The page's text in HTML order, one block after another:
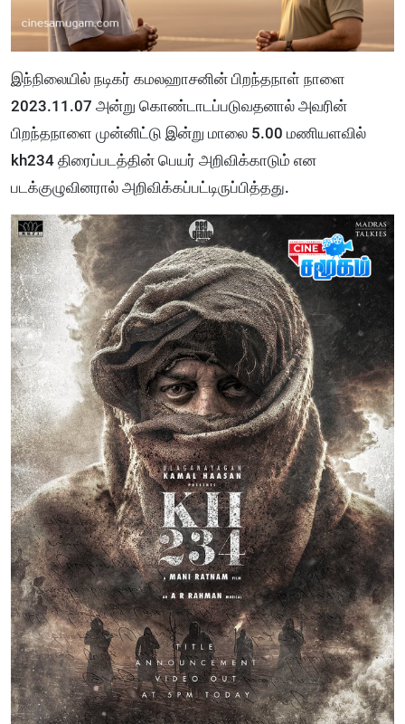
இந்நிலையில் நடிகர் கமலஹாசனின் பிறந்தநாள் நாளை
2023.11.07 அன்று கொண்டாடப்படுவதனால் அவரின்
பிறந்தநாளை முன்னிட்டு இன்று மாலை 5.00 மணியளவில்
kh234 திரைப்படத்தின் பெயர் அறிவிக்காடும் என
படக்குழுவினரால் அறிவிக்கப்பட்டிருப்பித்தது.